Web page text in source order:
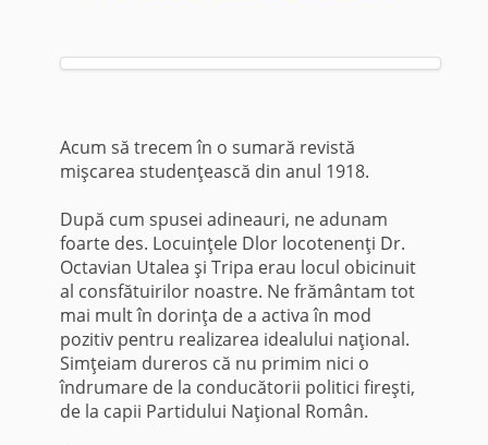
Acum să trecem în o sumară revistă
mişcarea studenţească din anul 1918.
După cum spusei adineauri, ne adunam
foarte des. Locuinţele Dlor locotenenţi Dr.
Octavian Utalea şi Tripa erau locul obicinuit
al consfă­tuirilor noastre. Ne frământam tot
mai mult în dorinţa de a activa în mod
pozitiv pentru realizarea idealului naţional.
Simţeiam dureros că nu primim nici o
îndrumare de la conducătorii politici fireşti,
de la capii Partidului Naţional Român.